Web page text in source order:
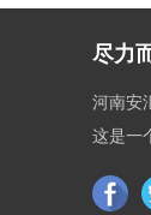
尽力
河南安
这是一